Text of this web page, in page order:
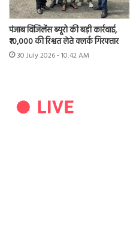
पंजाब विजिलेंस ब्यूरो की बड़ी कार्रवाई,
₹10,000 की रिश्वत लेते क्लर्क गिरफ्तार
30 July 2026 - 10:42 AM